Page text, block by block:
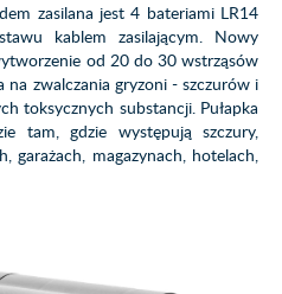
zasilana jest 4 bateriami LR14
kablem zasilającym. Nowy
od 20 do 30 wstrząsów
na zwalczania gryzoni - szczurów i
toksycznych substancji. Pułapka
tam, gdzie występują szczury,
garażach, magazynach, hotelach,